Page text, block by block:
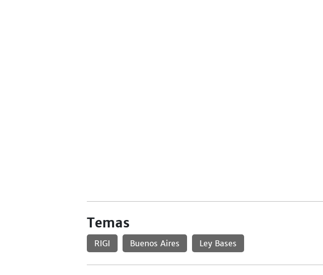
Temas
RIGI Buenos Aires Ley Bases